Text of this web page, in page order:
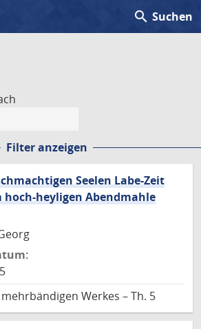
search Suchen
Filter anzeigen
Seelen Labe-Zeit
hoch-heyligen Abendmahle
Werkes – Th. 5